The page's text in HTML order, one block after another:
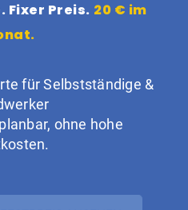
Fixer Preis. 20 € im
für Selbstständige &
ohne hohe